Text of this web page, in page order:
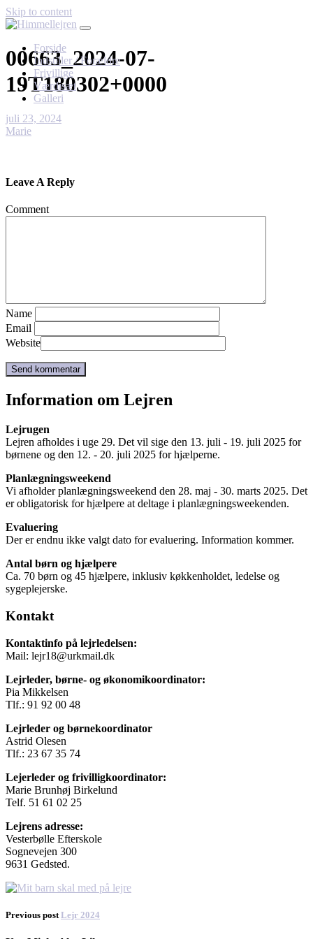
Skip to content
Forside
Indstiller / Forældre
Frivillige
Værdisæt
Galleri
00663_2024-07-
19T180302+0000
juli 23, 2024
Marie
Leave A Reply
Comment
Name
Email
Website
Information om Lejren
Lejrugen
Lejren afholdes i uge 29. Det vil sige den 13. juli - 19. juli 2025 for
børnene og den 12. - 20. juli 2025 for hjælperne.
Planlægningsweekend
Vi afholder planlægningsweekend den 28. maj - 30. marts 2025. Det
er obligatorisk for hjælpere at deltage i planlægningsweekenden.
Evaluering
Der er endnu ikke valgt dato for evaluering. Information kommer.
Antal børn og hjælpere
Ca. 70 børn og 45 hjælpere, inklusiv køkkenholdet, ledelse og
sygeplejerske.
Kontakt
Kontaktinfo på lejrledelsen:
Mail: lejr18@urkmail.dk
Lejrleder, børne- og økonomikoordinator:
Pia Mikkelsen
Tlf.: 91 92 00 48
Lejrleder og børnekoordinator
Astrid Olesen
Tlf.: 23 67 35 74
Lejerleder og frivilligkoordinator:
Marie Brunhøj Birkelund
Telf. 51 61 02 25
Lejrens adresse:
Vesterbølle Efterskole
Sognevejen 300
9631 Gedsted.
Previous post Lejr 2024